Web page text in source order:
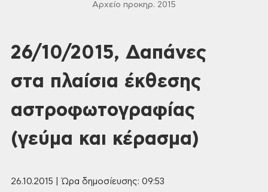
Αρχείο προκηρ. 2015
26/10/2015, Δαπάνες
στα πλαίσια έκθεσης
αστροφωτογραφίας
(γεύμα και κέρασμα)
26.10.2015 | Ώρα δημοσίευσης: 09:53